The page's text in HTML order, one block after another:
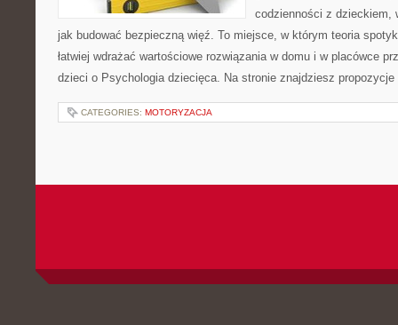
codzienności z dzieckiem,
jak budować bezpieczną więź. To miejsce, w którym teoria
łatwiej wdrażać wartościowe rozwiązania w domu i w placówce
dzieci o Psychologia dziecięca. Na stronie znajdziesz
CATEGORIES: MOTORYZACJA